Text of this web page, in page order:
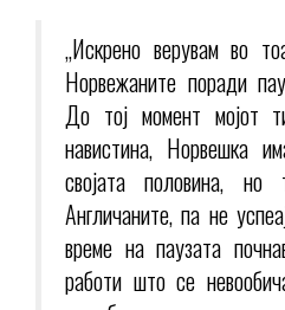
„Искрено верувам во
Норвежаните поради
До тој момент мојот
навистина, Норвешка
својата половина,
Англичаните, па не
време на паузата
работи што се